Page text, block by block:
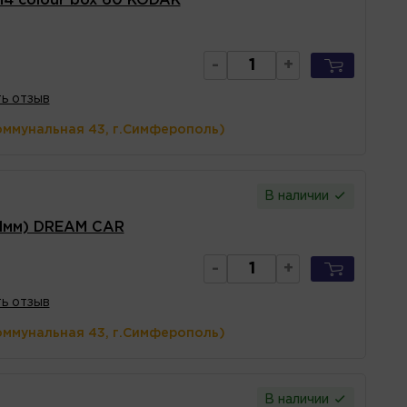
- +
отзыв
43, г.Симферополь)
В наличии
DREAM CAR
- +
отзыв
43, г.Симферополь)
В наличии